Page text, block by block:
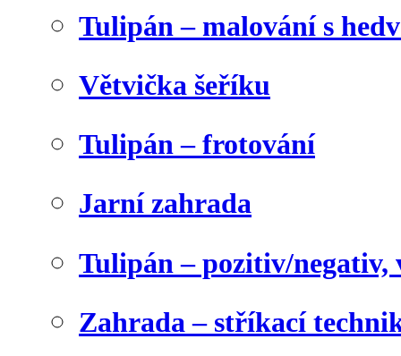
Tulipán – malování s
Větvička šeříku
Tulipán – frotování
Jarní zahrada
Tulipán – pozitiv/negativ,
Zahrada – stříkací